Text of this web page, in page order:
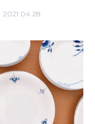
2021.04.28